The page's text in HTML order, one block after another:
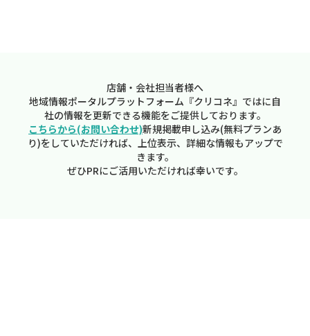
店舗・会社担当者様へ
地域情報ポータルプラットフォーム『クリコネ』ではに自
社の情報を更新できる機能をご提供しております。
こちらから(お問い合わせ)新規掲載申し込み(無料プランあ
り)をしていただければ、上位表示、詳細な情報もアップで
きます。
ぜひPRにご活用いただければ幸いです。